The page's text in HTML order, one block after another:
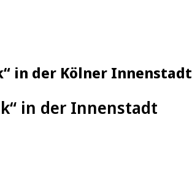
in der Kölner Innenstadt
in der Innenstadt